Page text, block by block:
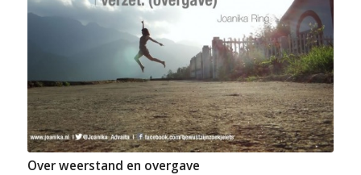
Over weerstand en overgave